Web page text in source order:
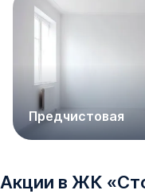
Предчистовая
Акции в ЖК «